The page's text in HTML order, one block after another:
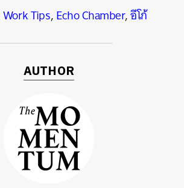
Work Tips,Echo Chamber,อีโก้
AUTHOR